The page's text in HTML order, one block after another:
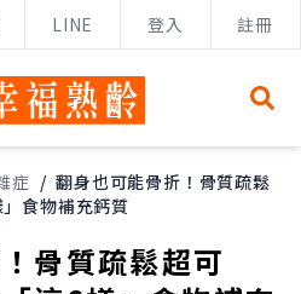
LINE 登入 註冊
症 / 翻身也可能骨折！骨質疏鬆
食物補充鈣質
骨質疏鬆超可